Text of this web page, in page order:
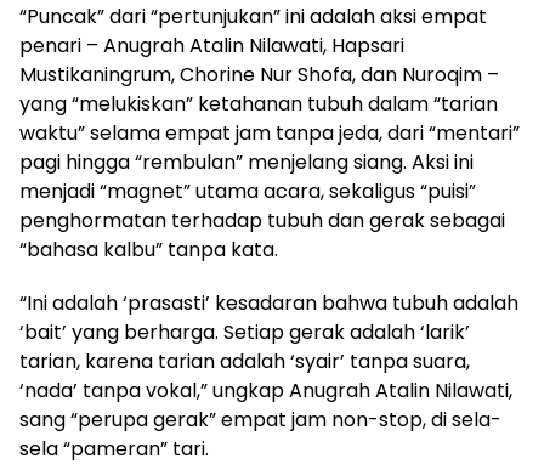
“Puncak” dari “pertunjukan” ini adalah aksi empat
penari – Anugrah Atalin Nilawati, Hapsari
Mustikaningrum, Chorine Nur Shofa, dan Nuroqim –
yang “melukiskan” ketahanan tubuh dalam “tarian
waktu” selama empat jam tanpa jeda, dari “mentari”
pagi hingga “rembulan” menjelang siang. Aksi ini
menjadi “magnet” utama acara, sekaligus “puisi”
penghormatan terhadap tubuh dan gerak sebagai
“bahasa kalbu” tanpa kata.
“Ini adalah ‘prasasti’ kesadaran bahwa tubuh adalah
‘bait’ yang berharga. Setiap gerak adalah ‘larik’
tarian, karena tarian adalah ‘syair’ tanpa suara,
‘nada’ tanpa vokal,” ungkap Anugrah Atalin Nilawati,
sang “perupa gerak” empat jam non-stop, di sela-
sela “pameran” tari.